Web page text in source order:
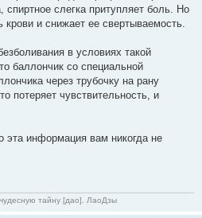
слегка притупляет боль. Но
крови и снижает ее свертываемость.
в условиях такой
баллончик со специальной
через трубочку на рану
потеряет чувствительность, и
эта информация вам никогда не
тайну [дао]. ЛаоДзы